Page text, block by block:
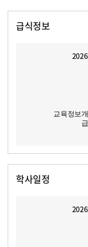
급식정보
교육정보
학사일정